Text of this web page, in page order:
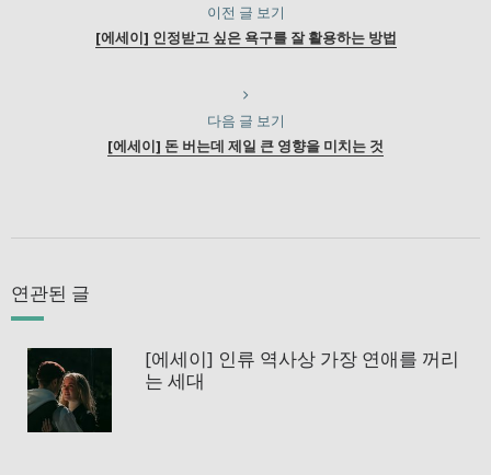
이전 글 보기
[에세이] 인정받고 싶은 욕구를 잘 활용하는 방법
다음 글 보기
[에세이] 돈 버는데 제일 큰 영향을 미치는 것
연관된 글
[에세이] 인류 역사상 가장 연애를 꺼리
는 세대